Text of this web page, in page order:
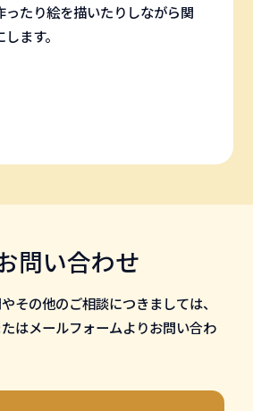
ったり絵を描いたりしながら関
ます。
問い合わせ
その他のご相談につきましては、
はメールフォームよりお問い合わ